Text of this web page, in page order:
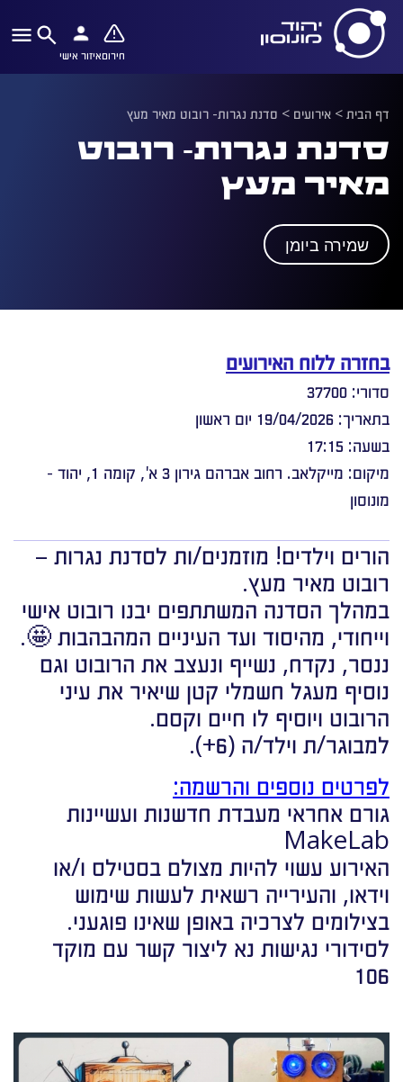
חירוםאיזור אישי
דף הבית> אירועים > סדנת נגרות- רובוט מאיר מעץ
סדנת נגרות- רובוט
מאיר מעץ
שמירה ביומן
בחזרה ללוח האירועים
סדורי: 37700
בתאריך: 19/04/2026 יום ראשון
בשעה: 17:15
מיקום: מייקלאב. רחוב אברהם גירון 3 א', קומה 1, יהוד -
מונוסון
הורים וילדים! מוזמנים/ות לסדנת נגרות –
רובוט מאיר מעץ.
במהלך הסדנה המשתתפים יבנו רובוט אישי
וייחודי, מהיסוד ועד העיניים המהבהבות 🤩.
ננסר, נקדח, נשייף ונעצב את הרובוט וגם
נוסיף מעגל חשמלי קטן שיאיר את עיני
הרובוט ויוסיף לו חיים וקסם.
למבוגר/ת וילד/ה (6+).
לפרטים נוספים והרשמה:
גורם אחראי מעבדת חדשנות ועשיינות
MakeLab
האירוע עשוי להיות מצולם בסטילס ו/או
וידאו, והעירייה רשאית לעשות שימוש
בצילומים לצרכיה באופן שאינו פוגעני.
לסידורי נגישות נא ליצור קשר עם מוקד
106